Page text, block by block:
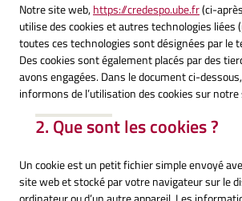
Notre site web,https://credespo.ube.fr(ci-
utilise des cookies et autres technologies liées
toutes ces technologies sont désignées par le
Des cookies sont également placés par des
avons engagées. Dans le document ci-
informons de l’utilisation des cookies sur
2. Que sont les cookies ?
Un cookie est un petit fichier simple envoyé
site web et stocké par votre navigateur sur le